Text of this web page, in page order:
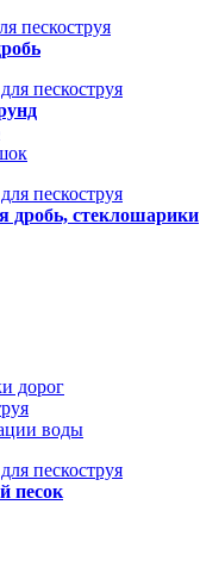
пескоструя
пескоструя
пескоструя
дробь, стеклошарики
дорог
воды
пескоструя
песок